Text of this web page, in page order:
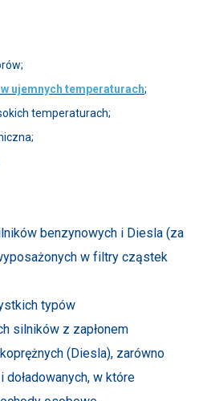
ujemnych temperaturach;
temperaturach;
benzynowych i Diesla (za
w filtry cząstek
typów
silników z zapłonem
(Diesla), zarówno
doładowanych, w które